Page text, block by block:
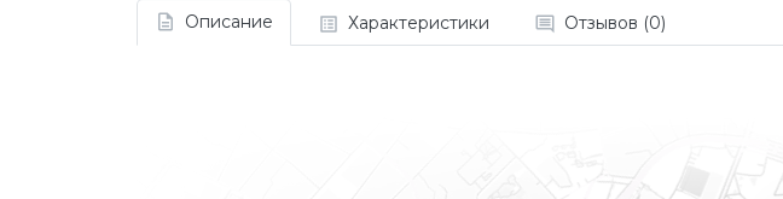
Описание Характеристики Отзывов (0)